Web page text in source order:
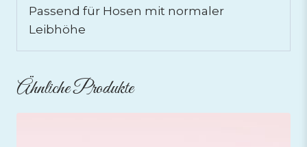
Passend für Hosen mit normaler
Leibhöhe
Ähnliche Produkte